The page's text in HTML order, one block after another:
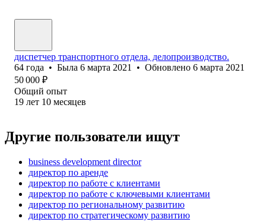
диспетчер транспортного отдела, делопроизводство.
64 года • Была 6 марта 2021 • Обновлено 6 марта 2021
50 000 ₽
Общий опыт
19 лет 10 месяцев
Другие пользователи ищут
business development director
директор по аренде
директор по работе с клиентами
директор по работе с ключевыми клиентами
директор по региональному развитию
директор по стратегическому развитию